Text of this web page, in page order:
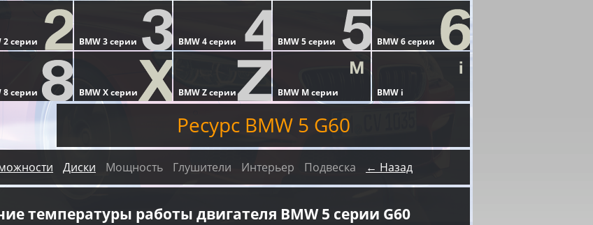
Ресурс BMW 5 G60
Диски Мощность Глушители Интерьер Подвеска ← Назад
температуры работы двигателя BMW 5 серии G60